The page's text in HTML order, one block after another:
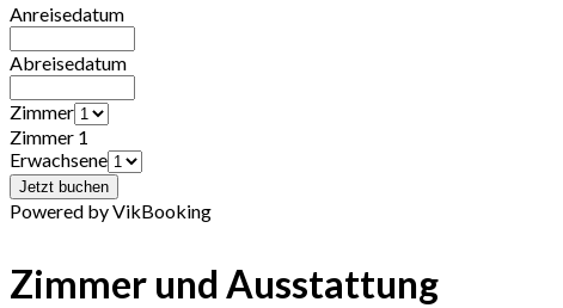
Anreisedatum
Abreisedatum
Zimmer
Zimmer 1
Erwachsene
Powered by VikBooking
Zimmer und Ausstattung